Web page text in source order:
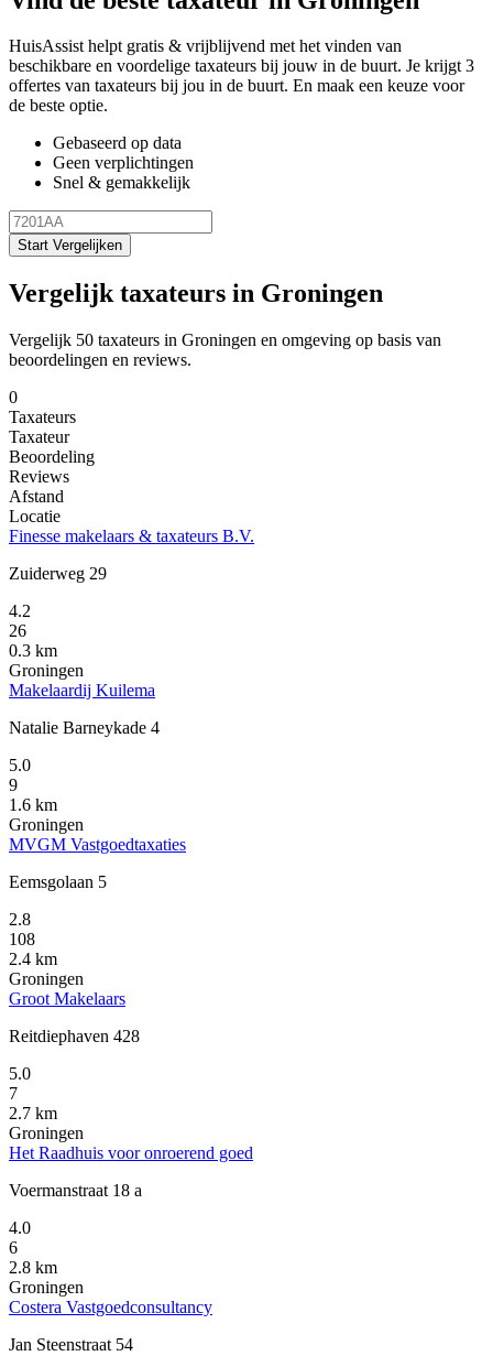
HuisAssist helpt gratis & vrijblijvend met het vinden van
beschikbare en voordelige taxateurs bij jouw in de buurt. Je krijgt 3
offertes van taxateurs bij jou in de buurt. En maak een keuze voor
de beste optie.
Gebaseerd op data
Geen verplichtingen
Snel & gemakkelijk
Start Vergelijken
Vergelijk taxateurs in Groningen
Vergelijk 50 taxateurs in Groningen en omgeving op basis van
beoordelingen en reviews.
0
Taxateurs
Taxateur
Beoordeling
Reviews
Afstand
Locatie
Finesse makelaars & taxateurs B.V.
Zuiderweg 29
4.2
26
0.3 km
Groningen
Makelaardij Kuilema
Natalie Barneykade 4
5.0
9
1.6 km
Groningen
MVGM Vastgoedtaxaties
Eemsgolaan 5
2.8
108
2.4 km
Groningen
Groot Makelaars
Reitdiephaven 428
5.0
7
2.7 km
Groningen
Het Raadhuis voor onroerend goed
Voermanstraat 18 a
4.0
6
2.8 km
Groningen
Costera Vastgoedconsultancy
Jan Steenstraat 54